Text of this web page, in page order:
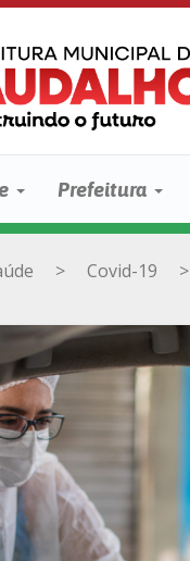
Prefeitura
> Covid-19 >